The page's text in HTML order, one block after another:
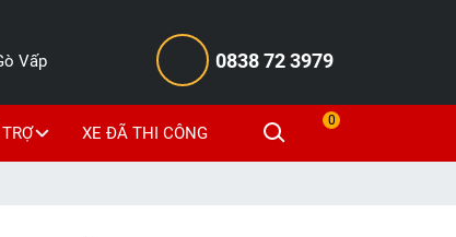
Vấp 0838 72 3979
XE ĐÃ THI CÔNG
0